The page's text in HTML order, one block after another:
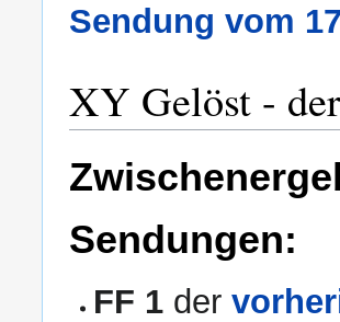
Sendung vom
XY Gelöst -
Sendungen:
FF 1 der